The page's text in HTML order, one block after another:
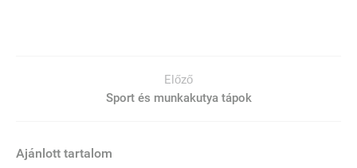
Előző
Sport és munkakutya tápok
Ajánlott tartalom